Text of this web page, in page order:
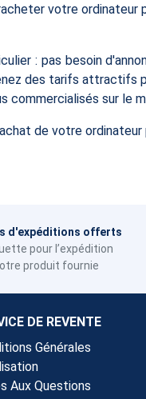
votre
: pas besoin
des tarifs
commercialisés sur le
de votre
d'expéditions offerts
pour l’expédition
produit fournie
DE REVENTE
Générales
Aux Questions